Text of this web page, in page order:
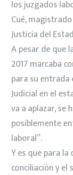
los juzgados
Cué,
Justicia del
A pesar de que
2017 marcaba
para su
Judicial en el
va a aplazar, se
posiblemente
laboral”.
Y es que para
conciliación y